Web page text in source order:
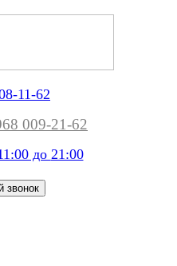
11-62
009-21-62
до 21:00
звонок